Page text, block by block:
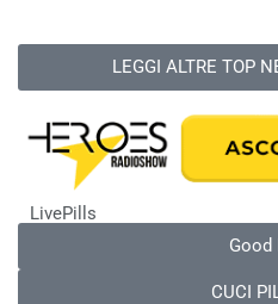
LEGGI ALTRE TOP
LivePills
Good
CUCI